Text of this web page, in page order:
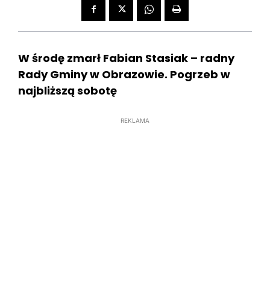
W środę zmarł Fabian Stasiak – radny
Rady Gminy w Obrazowie. Pogrzeb w
najbliższą sobotę
REKLAMA